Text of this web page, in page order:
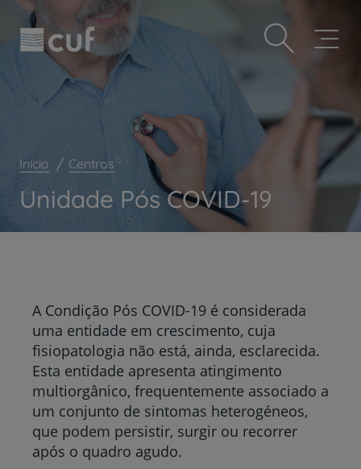
Observação:
este
inclui
um
sistema
de
acessibilidade.
Passar
para
conteúdo
principal
Prevenção e bem-estar
Grandes Áreas da Saúde
Serviços CUF
Plano +CUF
My CUF
Clientes e acompanhantes
CUF Academic Center
Para profissionais
Início Centros
Unidade Pós COVID-19
A Condição Pós COVID-19 é considerada
uma entidade em crescimento, cuja
fisiopatologia não está, ainda, esclarecida.
Esta entidade apresenta atingimento
multiorgânico, frequentemente associado a
um conjunto de sintomas heterogéneos,
que podem persistir, surgir ou recorrer
após o quadro agudo.